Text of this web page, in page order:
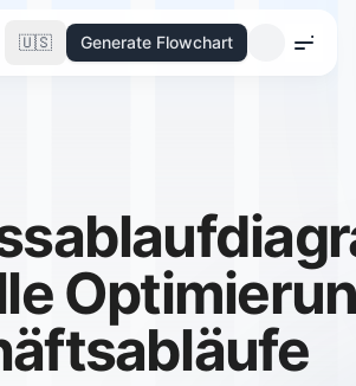
🇺🇸 Generate Flowchart
Menu